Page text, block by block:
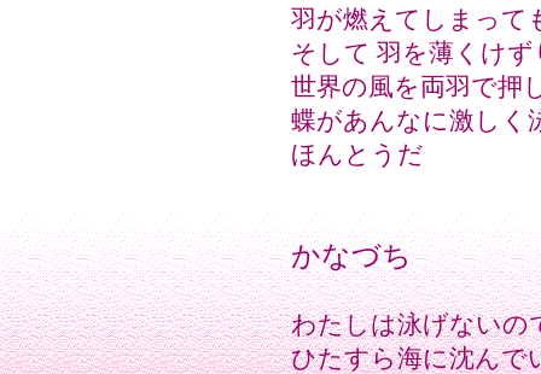
羽が燃えてしまって
そして 羽を薄くけず
世界の風を両羽で押
蝶があんなに激しく
ほんとうだ
かなづち
わたしは泳げないの
ひたすら海に沈んで